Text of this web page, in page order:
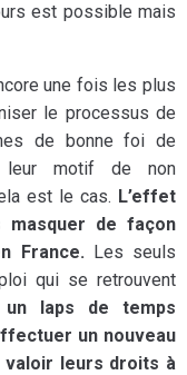
est possible mais
une fois les plus
le processus de
de bonne foi de
leur motif de non
est le cas. L’effet
masquer de façon
France. Les seuls
qui se retrouvent
un laps de temps
un nouveau
valoir leurs droits à